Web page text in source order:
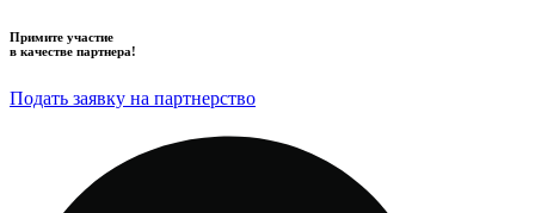
Примите участие
в качестве партнера!
Подать заявку на партнерство